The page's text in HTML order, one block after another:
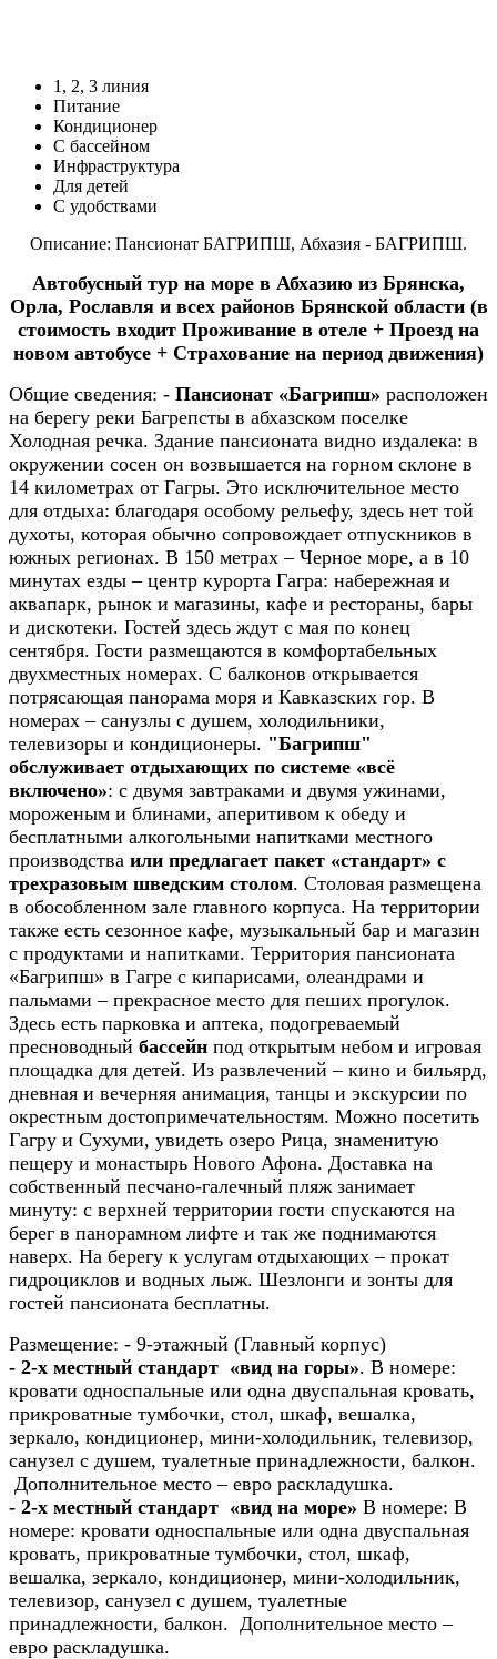
1, 2, 3 линия
Питание
Кондиционер
С бассейном
Инфраструктура
Для детей
С удобствами
Описание: Пансионат БАГРИПШ, Абхазия - БАГРИПШ.
Автобусный тур на море в Абхазию из Брянска,
Орла, Рославля и всех районов Брянской области (в
стоимость входит Проживание в отеле + Проезд на
новом автобусе + Страхование на период движения)
Общие сведения: - Пансионат «Багрипш» расположен
на берегу реки Багрепсты в абхазском поселке
Холодная речка. Здание пансионата видно издалека: в
окружении сосен он возвышается на горном склоне в
14 километрах от Гагры. Это исключительное место
для отдыха: благодаря особому рельефу, здесь нет той
духоты, которая обычно сопровождает отпускников в
южных регионах. В 150 метрах – Черное море, а в 10
минутах езды – центр курорта Гагра: набережная и
аквапарк, рынок и магазины, кафе и рестораны, бары
и дискотеки. Гостей здесь ждут с мая по конец
сентября. Гости размещаются в комфортабельных
двухместных номерах. С балконов открывается
потрясающая панорама моря и Кавказских гор. В
номерах – санузлы с душем, холодильники,
телевизоры и кондиционеры. "Багрипш"
обслуживает отдыхающих по системе «всё
включено»: с двумя завтраками и двумя ужинами,
мороженым и блинами, аперитивом к обеду и
бесплатными алкогольными напитками местного
производства или предлагает пакет «стандарт» с
трехразовым шведским столом. Столовая размещена
в обособленном зале главного корпуса. На территории
также есть сезонное кафе, музыкальный бар и магазин
с продуктами и напитками. Территория пансионата
«Багрипш» в Гагре с кипарисами, олеандрами и
пальмами – прекрасное место для пеших прогулок.
Здесь есть парковка и аптека, подогреваемый
пресноводный бассейн под открытым небом и игровая
площадка для детей. Из развлечений – кино и бильярд,
дневная и вечерняя анимация, танцы и экскурсии по
окрестным достопримечательностям. Можно посетить
Гагру и Сухуми, увидеть озеро Рица, знаменитую
пещеру и монастырь Нового Афона. Доставка на
собственный песчано-галечный пляж занимает
минуту: с верхней территории гости спускаются на
берег в панорамном лифте и так же поднимаются
наверх. На берегу к услугам отдыхающих – прокат
гидроциклов и водных лыж. Шезлонги и зонты для
гостей пансионата бесплатны.
Размещение: - 9-этажный (Главный корпус)
- 2-х местный стандарт «вид на горы». В номере:
кровати односпальные или одна двуспальная кровать,
прикроватные тумбочки, стол, шкаф, вешалка,
зеркало, кондиционер, мини-холодильник, телевизор,
санузел с душем, туалетные принадлежности, балкон.
Дополнительное место – евро раскладушка.
- 2-х местный стандарт «вид на море» В номере: В
номере: кровати односпальные или одна двуспальная
кровать, прикроватные тумбочки, стол, шкаф,
вешалка, зеркало, кондиционер, мини-холодильник,
телевизор, санузел с душем, туалетные
принадлежности, балкон. Дополнительное место –
евро раскладушка.